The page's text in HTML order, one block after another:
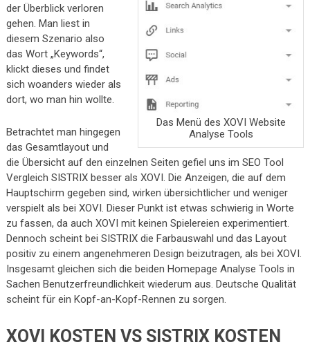
Das Menü des XOVI Website
Analyse Tools
der Überblick verloren
gehen. Man liest in
diesem Szenario also
das Wort „Keywords“,
klickt dieses und findet
sich woanders wieder als
dort, wo man hin wollte.
Betrachtet man hingegen
das Gesamtlayout und
die Übersicht auf den einzelnen Seiten gefiel uns im SEO Tool
Vergleich SISTRIX besser als XOVI. Die Anzeigen, die auf dem
Hauptschirm gegeben sind, wirken übersichtlicher und weniger
verspielt als bei XOVI. Dieser Punkt ist etwas schwierig in Worte
zu fassen, da auch XOVI mit keinen Spielereien experimentiert.
Dennoch scheint bei SISTRIX die Farbauswahl und das Layout
positiv zu einem angenehmeren Design beizutragen, als bei XOVI.
Insgesamt gleichen sich die beiden Homepage Analyse Tools in
Sachen Benutzerfreundlichkeit wiederum aus. Deutsche Qualität
scheint für ein Kopf-an-Kopf-Rennen zu sorgen.
XOVI KOSTEN VS SISTRIX KOSTEN